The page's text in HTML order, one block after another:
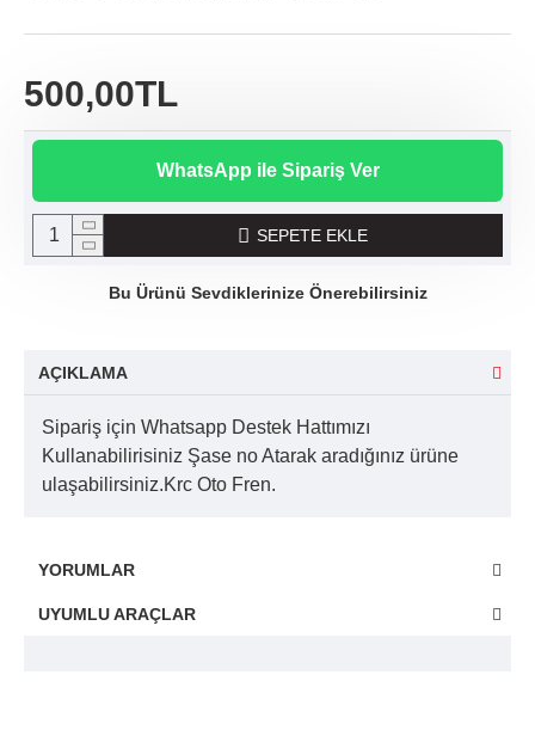
500,00TL
WhatsApp ile Sipariş Ver
SEPETE EKLE
Bu Ürünü Sevdiklerinize Önerebilirsiniz
AÇIKLAMA
Sipariş için Whatsapp Destek Hattımızı
Kullanabilirisiniz Şase no Atarak aradığınız ürüne
ulaşabilirsiniz.Krc Oto Fren.
YORUMLAR
UYUMLU ARAÇLAR